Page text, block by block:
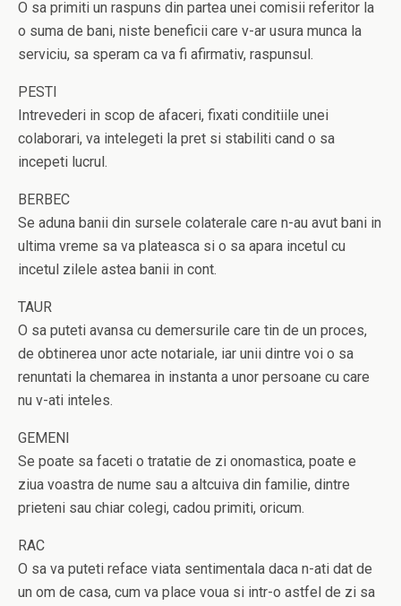
O sa primiti un raspuns din partea unei comisii referitor la
o suma de bani, niste beneficii care v-ar usura munca la
serviciu, sa speram ca va fi afirmativ, raspunsul.
PESTI
Intrevederi in scop de afaceri, fixati conditiile unei
colaborari, va intelegeti la pret si stabiliti cand o sa
incepeti lucrul.
BERBEC
Se aduna banii din sursele colaterale care n-au avut bani in
ultima vreme sa va plateasca si o sa apara incetul cu
incetul zilele astea banii in cont.
TAUR
O sa puteti avansa cu demersurile care tin de un proces,
de obtinerea unor acte notariale, iar unii dintre voi o sa
renuntati la chemarea in instanta a unor persoane cu care
nu v-ati inteles.
GEMENI
Se poate sa faceti o tratatie de zi onomastica, poate e
ziua voastra de nume sau a altcuiva din familie, dintre
prieteni sau chiar colegi, cadou primiti, oricum.
RAC
O sa va puteti reface viata sentimentala daca n-ati dat de
un om de casa, cum va place voua si intr-o astfel de zi sa